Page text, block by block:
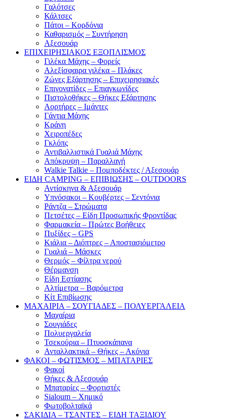
Γαλότσες
Κάλτσες
Πάτοι – Κορδόνια
Καθαρισμός – Συντήρηση
Αξεσουάρ
ΕΠΙΧΕΙΡΗΣΙΑΚΟΣ ΕΞΟΠΛΙΣΜΟΣ
Γιλέκα Μάχης – Φορείς
Αλεξίσφαιρα γιλέκα – Πλάκες
Ζώνες Εξάρτησης – Επιχειρησιακές
Επιγονατίδες – Επιαγκωνίδες
Πιστολοθήκες – Θήκες Εξάρτησης
Αορτήρες – Ιμάντες
Γάντια Μάχης
Κράνη
Χειροπέδες
Γκλόπς
Αντιβαλλιστικά Γυαλιά Μάχης
Απόκρυψη – Παραλλαγή
Walkie Talkie – Πομποδέκτες / Αξεσουάρ
ΕΙΔΗ CAMPING – ΕΠΙΒΙΩΣΗΣ – OUTDOORS
Αντίσκηνα & Αξεσουάρ
Υπνόσακοι – Κουβέρτες – Σεντόνια
Ράντζα – Στρώματα
Πετσέτες – Είδη Προσωπικής Φροντίδας
Φαρμακεία – Πρώτες Βοήθειες
Πυξίδες – GPS
Κιάλια – Διόπτρες – Αποστασιόμετρο
Γυαλιά – Μάσκες
Θερμός – Φίλτρα νερού
Θέρμανση
Είδη Εστίασης
Αλτίμετρα – Βαρόμετρα
Κίτ Επιβίωσης
ΜΑΧΑΙΡΙΑ – ΣΟΥΓΙΑΔΕΣ – ΠΟΛΥΕΡΓΑΛΕΙΑ
Μαχαίρια
Σουγιάδες
Πολυεργαλεία
Τσεκούρια – Πτυοσκάπανα
Ανταλλακτικά – Θήκες – Ακόνια
ΦΑΚΟΙ – ΦΩΤΙΣΜΟΣ – ΜΠΑΤΑΡΙΕΣ
Φακοί
Θήκες & Αξεσουάρ
Μπαταρίες – Φορτιστές
Sialoum – Χημικό
Φωτοβολταϊκά
ΣΑΚΙΔΙΑ – ΤΣΑΝΤΕΣ – ΕΙΔΗ ΤΑΞΙΔΙΟΥ